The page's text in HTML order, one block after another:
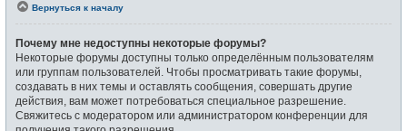
Вернуться к началу
Почему мне недоступны некоторые форумы?
Некоторые форумы доступны только определённым пользователям
или группам пользователей. Чтобы просматривать такие форумы,
создавать в них темы и оставлять сообщения, совершать другие
действия, вам может потребоваться специальное разрешение.
Свяжитесь с модератором или администратором конференции для